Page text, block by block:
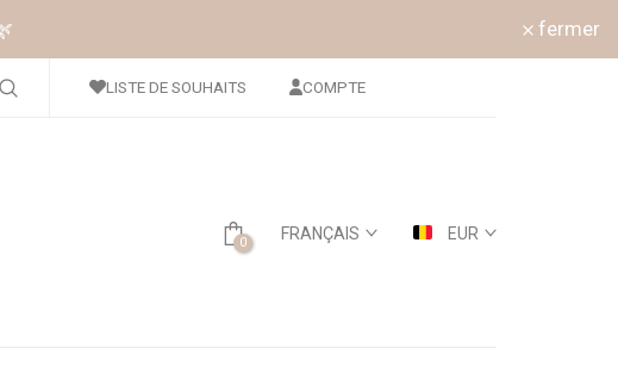
fermer
LISTE DE SOUHAITS COMPTE
0 FRANÇAIS EUR